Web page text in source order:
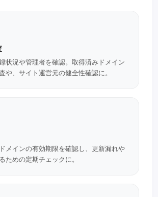
状況や管理者を確認。取得済みドメイン
や、サイト運営元の健全性確認に。
メインの有効期限を確認し、更新漏れや
ための定期チェックに。